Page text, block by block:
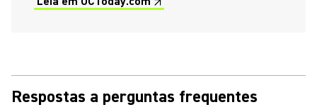
(Opens in a new tab)
Respostas a perguntas frequentes